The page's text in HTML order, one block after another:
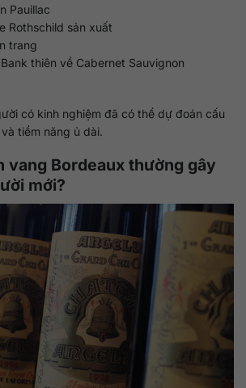
Pauillac
Rothschild sản xuất
trang
thiên về Cabernet Sauvignon
có kinh nghiệm đã có thể dự đoán cấu
tiềm năng ủ dài.
vang Bordeaux thường gây
mới?